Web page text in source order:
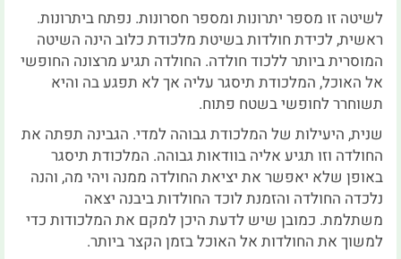
לשיטה זו מספר יתרונות ומספר חסרונות. נפתח ביתרונות.
ראשית, לכידת חולדות בשיטת מלכודת כלוב הינה השיטה
המוסרית ביותר ללכוד חולדה. החולדה תגיע מרצונה החופשי
אל האוכל, המלכודת תיסגר עליה אך לא תפגע בה והיא
תשוחרר לחופשי בשטח פתוח.
שנית, היעילות של המלכודת גבוהה למדי. הגבינה תפתה את
החולדה וזו תגיע אליה בוודאות גבוהה. המלכודת תיסגר
באופן שלא יאפשר את יציאת החולדה ממנה ויהי מה, והנה
נלכדה החולדה והזמנת לוכד החולדות ביבנה יצאה
משתלמת. כמובן שיש לדעת היכן למקם את המלכודות כדי
למשוך את החולדות אל האוכל בזמן הקצר ביותר.